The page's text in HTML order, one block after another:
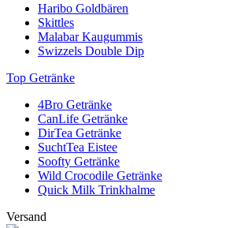
Haribo Goldbären
Skittles
Malabar Kaugummis
Swizzels Double Dip
Top Getränke
4Bro Getränke
CanLife Getränke
DirTea Getränke
SuchtTea Eistee
Soofty Getränke
Wild Crocodile Getränke
Quick Milk Trinkhalme
Versand